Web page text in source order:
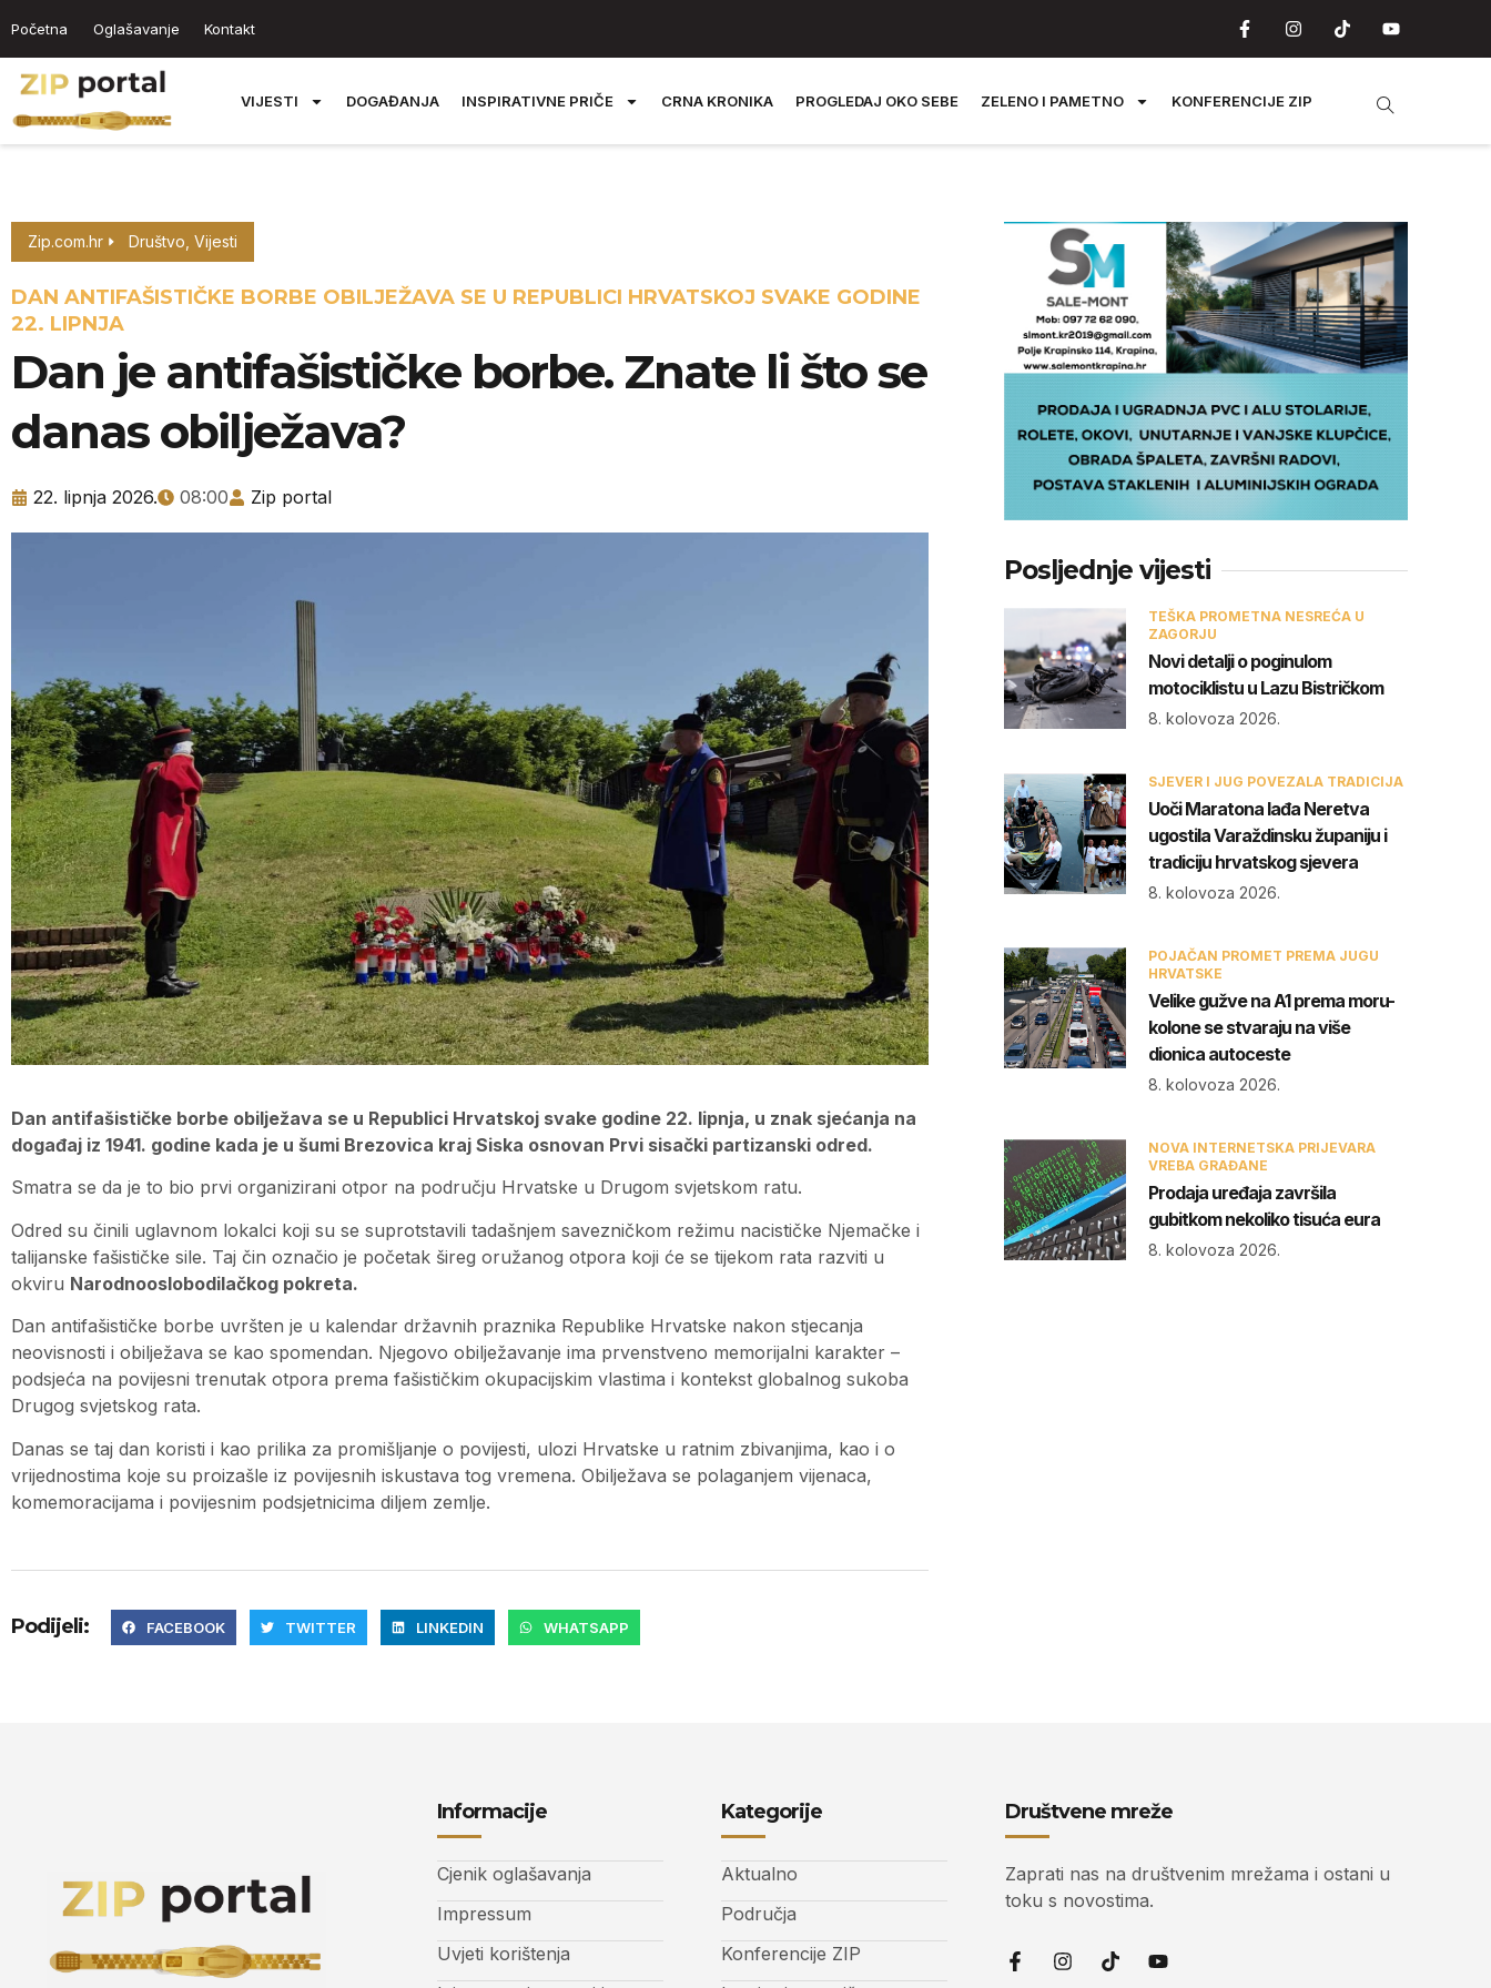
Početna Oglašavanje Kontakt
VIJESTI DOGAĐANJA INSPIRATIVNE PRIČE CRNA KRONIKA PROGLEDAJ OKO SEBE ZELENO I PAMETNO KONFERENCIJE ZIP
Zip.com.hr Društvo Vijesti
DAN ANTIFAŠISTIČKE BORBE OBILJEŽAVA SE U REPUBLICI HRVATSKOJ SVAKE GODINE
22. LIPNJA
Dan je antifašističke borbe. Znate li što se
danas obilježava?
22. lipnja 2026. 08:00 Zip portal
Dan antifašističke borbe obilježava se u Republici Hrvatskoj svake godine 22. lipnja, u znak sjećanja na
događaj iz 1941. godine kada je u šumi Brezovica kraj Siska osnovan Prvi sisački partizanski odred.
Smatra se da je to bio prvi organizirani otpor na području Hrvatske u Drugom svjetskom ratu.
Odred su činili uglavnom lokalci koji su se suprotstavili tadašnjem savezničkom režimu nacističke Njemačke i
talijanske fašističke sile. Taj čin označio je početak šireg oružanog otpora koji će se tijekom rata razviti u
okviru Narodnooslobodilačkog pokreta.
Dan antifašističke borbe uvršten je u kalendar državnih praznika Republike Hrvatske nakon stjecanja
neovisnosti i obilježava se kao spomendan. Njegovo obilježavanje ima prvenstveno memorijalni karakter –
podsjeća na povijesni trenutak otpora prema fašističkim okupacijskim vlastima i kontekst globalnog sukoba
Drugog svjetskog rata.
Danas se taj dan koristi i kao prilika za promišljanje o povijesti, ulozi Hrvatske u ratnim zbivanjima, kao i o
vrijednostima koje su proizašle iz povijesnih iskustava tog vremena. Obilježava se polaganjem vijenaca,
komemoracijama i povijesnim podsjetnicima diljem zemlje.
Podijeli: FACEBOOK TWITTER LINKEDIN WHATSAPP
Posljednje vijesti
TEŠKA PROMETNA NESREĆA U
ZAGORJU
Novi detalji o poginulom
motociklistu u Lazu Bistričkom
8. kolovoza 2026.
SJEVER I JUG POVEZALA TRADICIJA
Uoči Maratona lađa Neretva
ugostila Varaždinsku županiju i
tradiciju hrvatskog sjevera
8. kolovoza 2026.
POJAČAN PROMET PREMA JUGU
HRVATSKE
Velike gužve na A1 prema moru-
kolone se stvaraju na više
dionica autoceste
8. kolovoza 2026.
NOVA INTERNETSKA PRIJEVARA
VREBA GRAĐANE
Prodaja uređaja završila
gubitkom nekoliko tisuća eura
8. kolovoza 2026.
Informacije
Cjenik oglašavanja
Impressum
Uvjeti korištenja
Kategorije
Aktualno
Područja
Konferencije ZIP
Društvene mreže
Zaprati nas na društvenim mrežama i ostani u
toku s novostima.